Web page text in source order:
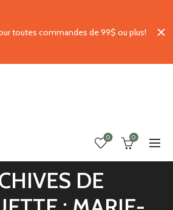
0 0
DE
toutes commandes de 99$ ou plus!